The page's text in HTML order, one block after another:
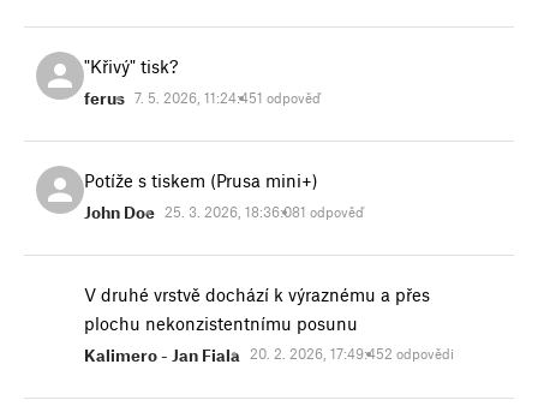
"Křivý" tisk?
ferus 7. 5. 2026, 11:24:451 odpověď
Potíže s tiskem (Prusa mini+)
John Doe 25. 3. 2026, 18:36:081 odpověď
V druhé vrstvě dochází k výraznému a přes
plochu nekonzistentnímu posunu
Kalimero - Jan Fiala 20. 2. 2026, 17:49:452 odpovědi